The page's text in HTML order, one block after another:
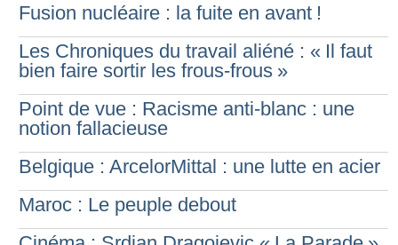
Fusion nucléaire : la fuite en avant !
Les Chroniques du travail aliéné : « Il faut
bien faire sortir les frous-frous »
Point de vue : Racisme anti-blanc : une
notion fallacieuse
Belgique : ArcelorMittal : une lutte en acier
Maroc : Le peuple debout